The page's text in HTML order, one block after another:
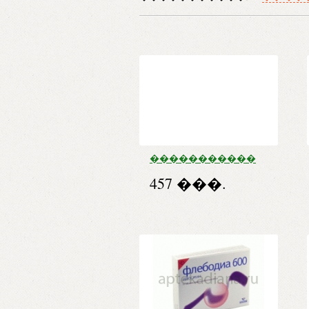
�����������
457 ���.